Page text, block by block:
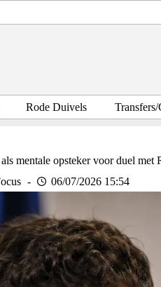
Rode Duivels
mentale opsteker voor duel met
06/07/2026 15:54